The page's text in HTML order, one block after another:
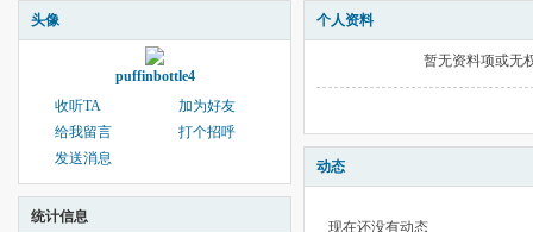
头像
puffinbottle4
收听TA
加为好友
给我留言
打个招呼
发送消息
统计信息
个人资料
暂无资料项或无
动态
现在还没有动态